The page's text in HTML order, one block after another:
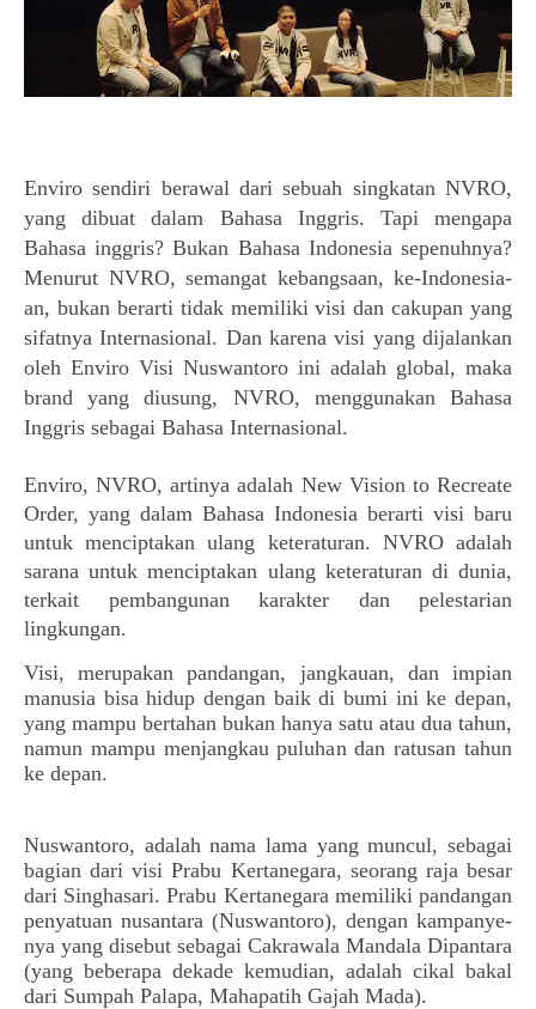
Enviro sendiri berawal dari sebuah singkatan NVRO,
yang dibuat dalam Bahasa Inggris. Tapi mengapa
Bahasa inggris? Bukan Bahasa Indonesia sepenuhnya?
Menurut NVRO, semangat kebangsaan, ke-Indonesia-
an, bukan berarti tidak memiliki visi dan cakupan yang
sifatnya Internasional. Dan karena visi yang dijalankan
oleh Enviro Visi Nuswantoro ini adalah global, maka
brand yang diusung, NVRO, menggunakan Bahasa
Inggris sebagai Bahasa Internasional.
Enviro, NVRO, artinya adalah New Vision to Recreate
Order, yang dalam Bahasa Indonesia berarti visi baru
untuk menciptakan ulang keteraturan. NVRO adalah
sarana untuk menciptakan ulang keteraturan di dunia,
terkait pembangunan karakter dan pelestarian
lingkungan.
Visi, merupakan pandangan, jangkauan, dan impian
manusia bisa hidup dengan baik di bumi ini ke depan,
yang mampu bertahan bukan hanya satu atau dua tahun,
namun mampu menjangkau puluhan dan ratusan tahun
ke depan.
Nuswantoro, adalah nama lama yang muncul, sebagai
bagian dari visi Prabu Kertanegara, seorang raja besar
dari Singhasari. Prabu Kertanegara memiliki pandangan
penyatuan nusantara (Nuswantoro), dengan kampanye-
nya yang disebut sebagai Cakrawala Mandala Dipantara
(yang beberapa dekade kemudian, adalah cikal bakal
dari Sumpah Palapa, Mahapatih Gajah Mada).